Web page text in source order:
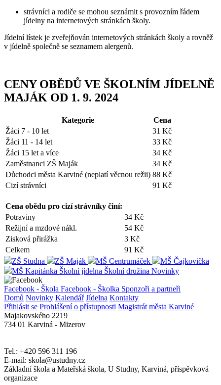
strávníci a rodiče se mohou seznámit s provozním řádem
jídelny na internetových stránkách školy.
Jídelní lístek je zveřejňován internetových stránkách školy a rovněž
v jídelně společně se seznamem alergenů.
CENY OBĚDŮ VE ŠKOLNÍM JÍDELNĚ
MAJÁK OD 1. 9. 2024
Kategorie
Cena
Žáci 7 - 10 let
31 Kč
Žáci 11 - 14 let
33 Kč
Žáci 15 let a více
34 Kč
Zaměstnanci ZŠ Maják
34 Kč
Důchodci města Karviné (neplatí věcnou režii) 88 Kč
Cizí strávníci
91 Kč
Cena obědu pro cizí strávníky činí:
Potraviny
34 Kč
Režijní a mzdové nákl.
54 Kč
Zisková přirážka
3 Kč
Celkem
91 Kč
ZŠ Studna
ZŠ Maják MŠ Centrumáček
MŠ Čajkovička
MŠ Kapitánka Školní jídelna Školní družina Novinky
Facebook - Škola Facebook - Školka Sponzoři a partneři
Domů Novinky Kalendář Jídelna Kontakty
Přihlásit se Prohlášení o přístupnosti Magistrát města Karviné
Majakovského 2219
734 01 Karviná - Mizerov
Tel.: +420 596 311 196
E-mail: skola@ustudny.cz
Základní škola a Mateřská škola, U Studny, Karviná, příspěvková
organizace